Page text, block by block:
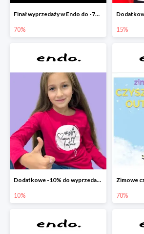
Finał wyprzedaży w Endo do -70%
70% 15%
Dodatkowe -10% do wyprzedaży w Endo
10% 70%